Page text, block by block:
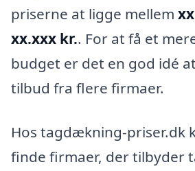
priserne at ligge mellem
xx.xxx kr.. For at få et
budget er det en god idé
tilbud fra flere firmaer.
Hos tagdækning-priser.dk
finde firmaer, der tilbyder